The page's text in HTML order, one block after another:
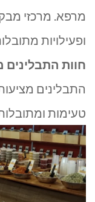
מרפא. מרכזי
ופעילויות
חוות התבלינים
התבלינים
טעימות